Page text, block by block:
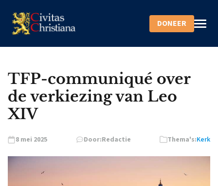
DONEER
TFP-communiqué over
de verkiezing van Leo
XIV
8 mei 2025 Door:Redactie Thema's:Kerk